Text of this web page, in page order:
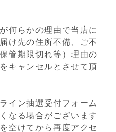
何らかの理由で当店に
け先の住所不備、ご不
管期限切れ等）理由の
キャンセルとさせて頂
イン抽選受付フォーム
なる場合がございます
空けてから再度アクセ